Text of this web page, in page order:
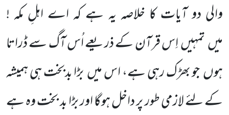
والی دو آیات کا خلاصہ یہ ہے کہ اے اہلِ مکہ !
میںتمہیںاِس قرآن کے ذریعے اُس آگ سے ڈراتا
ہوںجو بھڑک رہی ہے، اس میںبڑا بدبخت ہی ہمیشہ
کے لئے لازمی طور پر داخل ہوگا اور بڑا بد بخت وہ ہے